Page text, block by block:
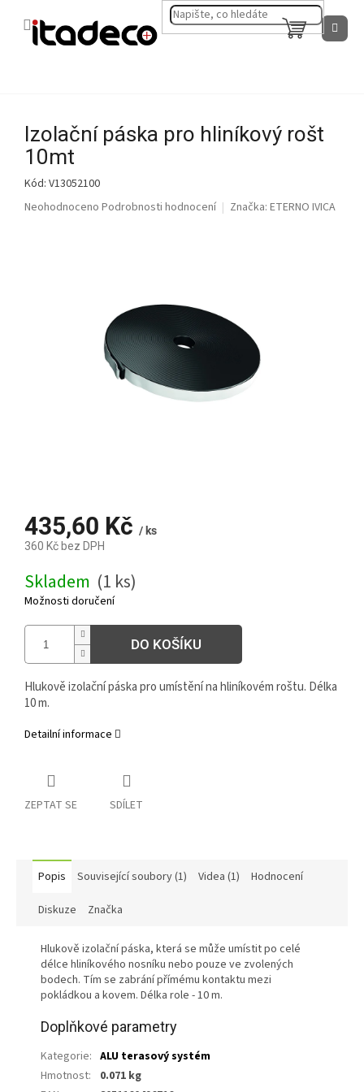
NÁKUPNÍ
KOŠÍK
Izolační páska pro hliníkový rošt
10mt
Kód: V13052100
Průměrné
Neohodnoceno Podrobnosti hodnocení Značka: ETERNO IVICA
435,60 Kč / ks
360 Kč bez DPH
cena:
Skladem (1 ks)
Možnosti doručení
DO KOŠÍKU
Hlukově izolační páska pro umístění na hliníkovém roštu. Délka
10 m.
Detailní informace
ZEPTAT SE SDÍLET
Popis Související soubory (1) Videa (1) Hodnocení
Diskuze Značka
Hlukově izolační páska, která se může umístit po celé
délce hliníkového nosníku nebo pouze ve zvolených
bodech. Tím se zabrání přímému kontaktu mezi
pokládkou a kovem. Délka role - 10 m.
Doplňkové parametry
Kategorie: ALU terasový systém
Hmotnost:
0.071 kg